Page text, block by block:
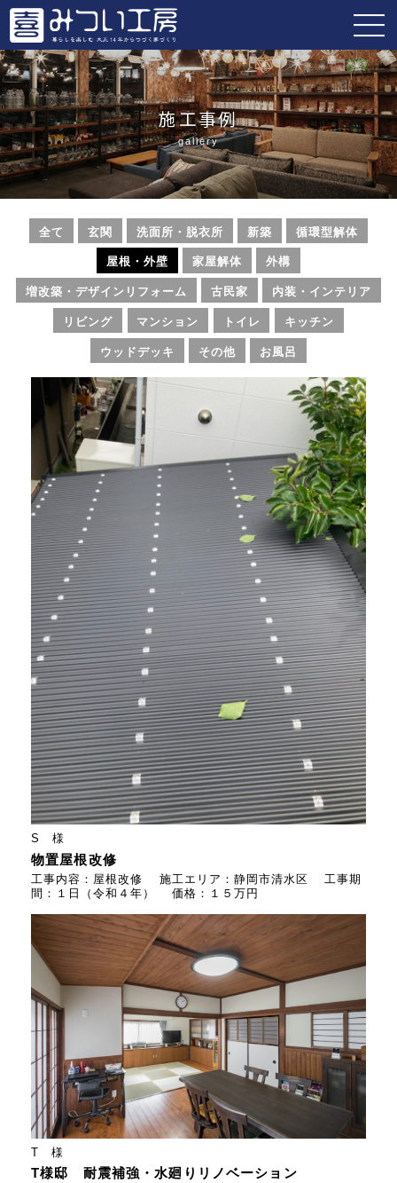
施工事例
gallery
全て 玄関 洗面所・脱衣所 新築 循環型解体
屋根・外壁 家屋解体 外構
増改築・デザインリフォーム 古民家 内装・インテリア
リビング マンション トイレ キッチン
ウッドデッキ その他 お風呂
S 様
物置屋根改修
工事内容：屋根改修 施工エリア：静岡市清水区 工事期
間：１日（令和４年） 価格：１５万円
T 様
T様邸 耐震補強・水廻りリノベーション